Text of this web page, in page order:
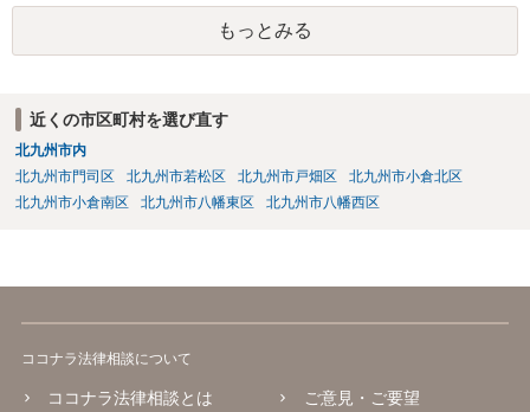
ちで、事務所内の証拠を押さえます。ただし費用が掛かりますし、あ
る程度証拠が事務所にあること、証拠の特定が出来なければなりませ
ん）。
もっとみる
近くの市区町村を選び直す
北九州市内
北九州市門司区
北九州市若松区 北九州市戸畑区
北九州市小倉北区
北九州市小倉南区
北九州市八幡東区 北九州市八幡西区
ココナラ法律相談について
ココナラ法律相談とは ご意見・ご要望